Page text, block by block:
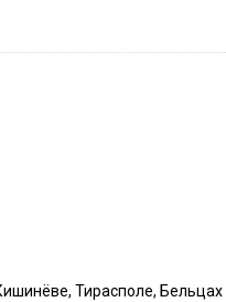
Тирасполе, Бельцах